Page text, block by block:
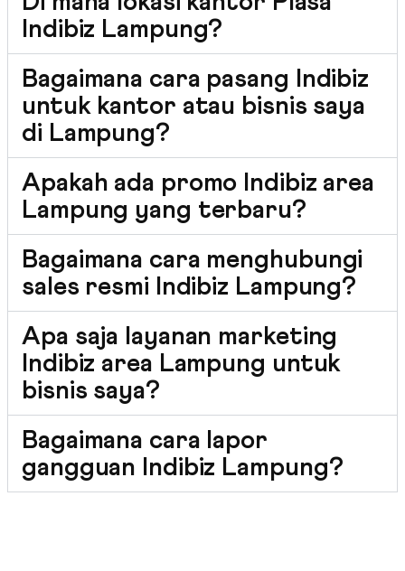
Indibiz Lampung?
Bagaimana cara pasang Indibiz
untuk kantor atau bisnis saya
di Lampung?
Apakah ada promo Indibiz area
Lampung yang terbaru?
Bagaimana cara menghubungi
sales resmi Indibiz Lampung?
Apa saja layanan marketing
Indibiz area Lampung untuk
bisnis saya?
Bagaimana cara lapor
gangguan Indibiz Lampung?